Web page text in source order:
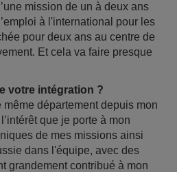
mission de un à deux ans
à l'international pour les
pour deux ans au centre de
Et cela va faire presque
votre intégration ?
département depuis mon
que je porte à mon
de mes missions ainsi
dans l'équipe, avec des
grandement contribué à mon